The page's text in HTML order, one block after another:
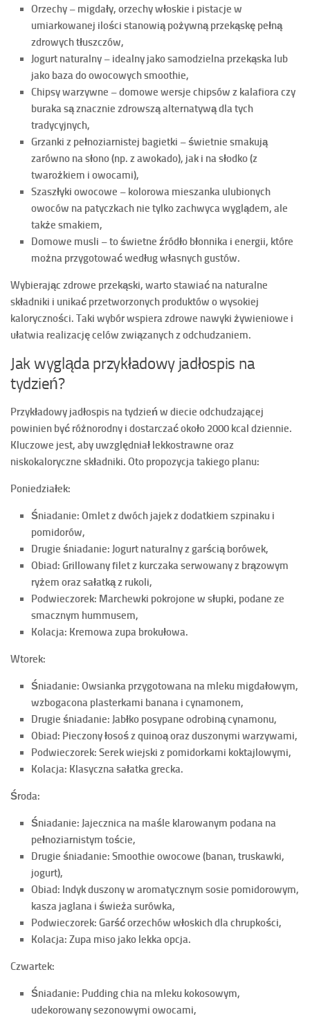
Orzechy – migdały, orzechy włoskie i pistacje w
umiarkowanej ilości stanowią pożywną przekąskę pełną
zdrowych tłuszczów,
Jogurt naturalny – idealny jako samodzielna przekąska lub
jako baza do owocowych smoothie,
Chipsy warzywne – domowe wersje chipsów z kalafiora czy
buraka są znacznie zdrowszą alternatywą dla tych
tradycyjnych,
Grzanki z pełnoziarnistej bagietki – świetnie smakują
zarówno na słono (np. z awokado), jak i na słodko (z
twarożkiem i owocami),
Szaszłyki owocowe – kolorowa mieszanka ulubionych
owoców na patyczkach nie tylko zachwyca wyglądem, ale
także smakiem,
Domowe musli – to świetne źródło błonnika i energii, które
można przygotować według własnych gustów.
Wybierając zdrowe przekąski, warto stawiać na naturalne
składniki i unikać przetworzonych produktów o wysokiej
kaloryczności. Taki wybór wspiera zdrowe nawyki żywieniowe i
ułatwia realizację celów związanych zodchudzaniem.
Jak wygląda przykładowy jadłospis na
tydzień?
Przykładowy jadłospis na tydzień w diecie odchudzającej
powinien być różnorodny i dostarczać około 2000 kcal dziennie.
Kluczowe jest, aby uwzględniał lekkostrawne oraz
niskokaloryczne składniki. Oto propozycja takiego planu:
Poniedziałek:
Śniadanie: Omlet z dwóch jajek z dodatkiem szpinaku i
pomidorów,
Drugie śniadanie: Jogurt naturalny z garścią borówek,
Obiad: Grillowany filet z kurczaka serwowany z brązowym
ryżem oraz sałatką z rukoli,
Podwieczorek: Marchewki pokrojone w słupki, podane ze
smacznym hummusem,
Kolacja: Kremowa zupa brokułowa.
Wtorek:
Śniadanie: Owsianka przygotowana na mleku migdałowym,
wzbogacona plasterkami banana i cynamonem,
Drugie śniadanie: Jabłko posypane odrobiną cynamonu,
Obiad: Pieczony łosoś z quinoą oraz duszonymi warzywami,
Podwieczorek: Serek wiejski z pomidorkami koktajlowymi,
Kolacja: Klasyczna sałatka grecka.
Środa:
Śniadanie: Jajecznica na maśle klarowanym podana na
pełnoziarnistym toście,
Drugie śniadanie: Smoothie owocowe (banan, truskawki,
jogurt),
Obiad: Indyk duszony w aromatycznym sosie pomidorowym,
kasza jaglana i świeża surówka,
Podwieczorek: Garść orzechów włoskich dla chrupkości,
Kolacja: Zupa miso jako lekka opcja.
Czwartek:
Śniadanie: Pudding chia na mleku kokosowym,
udekorowany sezonowymi owocami,